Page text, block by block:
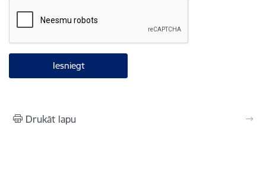
Drukāt lapu